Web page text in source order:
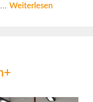
Weiterlesen